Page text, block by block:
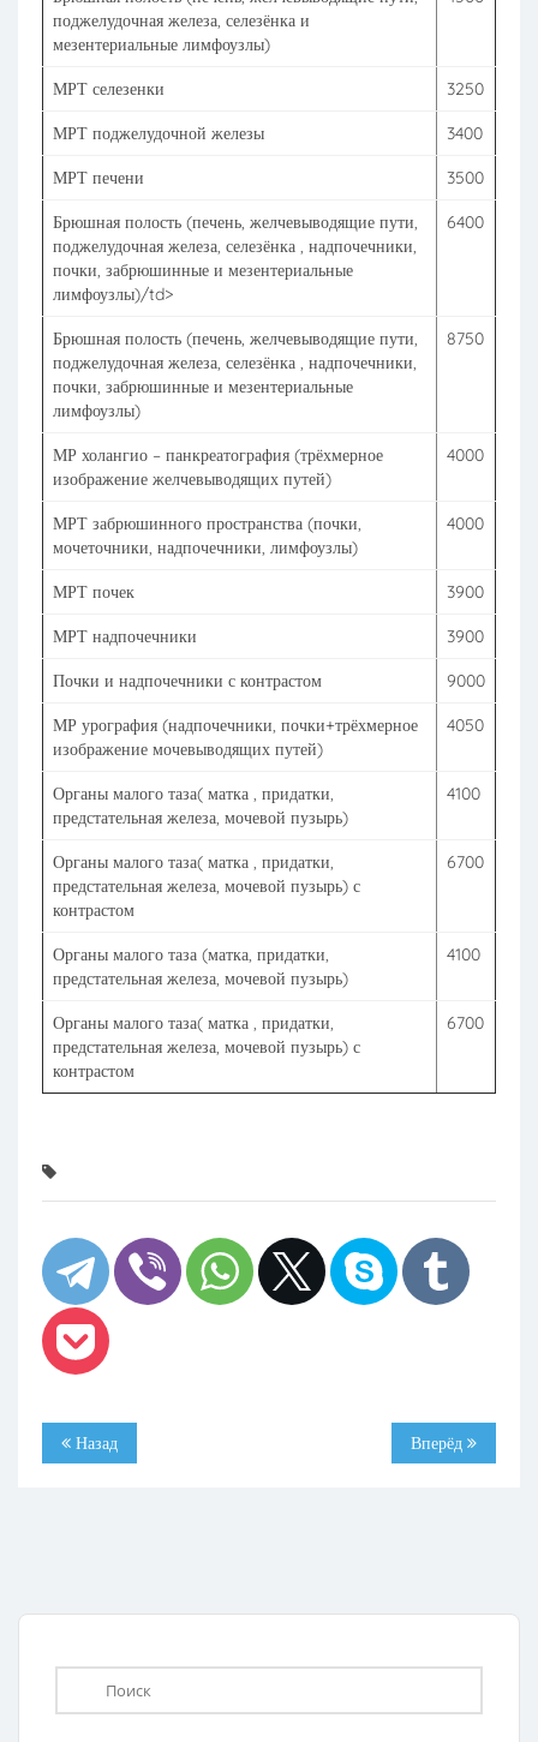
поджелудочная железа, селезёнка и
мезентериальные лимфоузлы)
МРТ селезенки 3250
МРТ поджелудочной железы 3400
МРТ печени 3500
Брюшная полость (печень, желчевыводящие пути,
поджелудочная железа, селезёнка , надпочечники,
почки, забрюшинные и мезентериальные
лимфоузлы)/td>
6400
Брюшная полость (печень, желчевыводящие пути,
поджелудочная железа, селезёнка , надпочечники,
почки, забрюшинные и мезентериальные
лимфоузлы)
8750
МР холангио – панкреатография (трёхмерное
изображение желчевыводящих путей)
4000
МРТ забрюшинного пространства (почки,
мочеточники, надпочечники, лимфоузлы)
4000
МРТ почек 3900
МРТ надпочечники 3900
Почки и надпочечники с контрастом 9000
МР урография (надпочечники, почки+трёхмерное
изображение мочевыводящих путей)
4050
Органы малого таза( матка , придатки,
предстательная железа, мочевой пузырь)
4100
Органы малого таза( матка , придатки,
предстательная железа, мочевой пузырь) с
контрастом
6700
Органы малого таза (матка, придатки,
предстательная железа, мочевой пузырь)
4100
Органы малого таза( матка , придатки,
предстательная железа, мочевой пузырь) с
контрастом
6700
Назад Вперёд